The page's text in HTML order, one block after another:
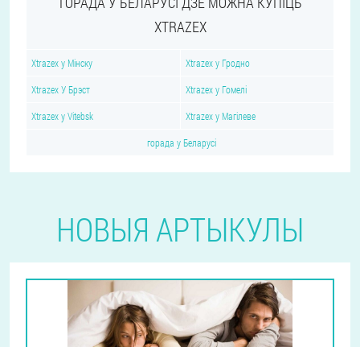
XTRAZEX
Xtrazex у Мінску Xtrazex у Гродно
Xtrazex У Брэст Xtrazex у Гомелі
Xtrazex у Vitebsk Xtrazex у Магілеве
горада у Беларусі
НОВЫЯ АРТЫКУЛЫ